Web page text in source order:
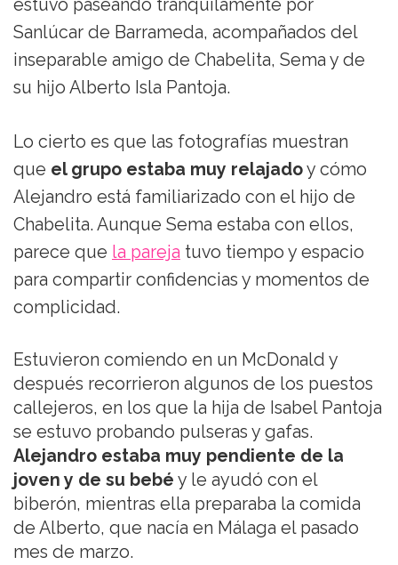
estuvo paseando tranquilamente por
Sanlúcar de Barrameda, acompañados del
inseparable amigo de Chabelita, Sema y de
su hijo Alberto Isla Pantoja.
Lo cierto es que las fotografías muestran
que el grupo estaba muy relajadoy cómo
Alejandro está familiarizado con el hijo de
Chabelita. Aunque Sema estaba con ellos,
parece que la pareja tuvo tiempo y espacio
para compartir confidencias y momentos de
complicidad.
Estuvieron comiendo en un McDonald y
después recorrieron algunos de los puestos
callejeros, en los que la hija de Isabel Pantoja
se estuvo probando pulseras y gafas.
Alejandro estaba muy pendiente de la
joven y de su bebé y le ayudó con el
biberón, mientras ella preparaba la comida
de Alberto, que nacía en Málaga el pasado
mes de marzo.